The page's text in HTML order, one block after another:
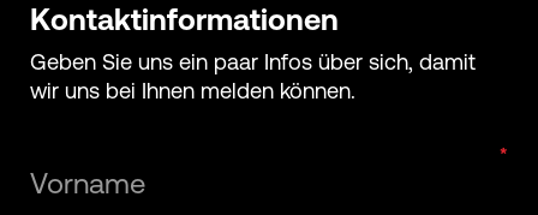
Kontaktinformationen
Geben Sie uns ein paar Infos über sich, damit
wir uns bei Ihnen melden können.
Vorname